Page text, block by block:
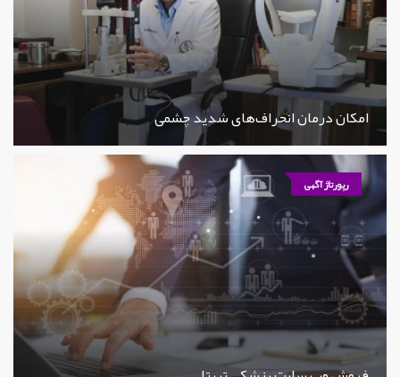
امکان درمان انحراف‌های شدید چشمی
رپورتاژ آگهی